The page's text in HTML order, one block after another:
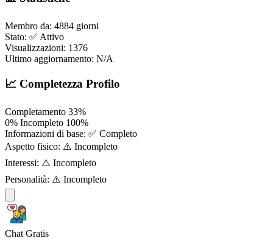
Membro da: 4884 giorni
Stato: ✅ Attivo
Visualizzazioni: 1376
Ultimo aggiornamento: N/A
📈 Completezza Profilo
Completamento 33%
0% Incompleto 100%
Informazioni di base: ✅ Completo
Aspetto fisico: ⚠️ Incompleto
Interessi: ⚠️ Incompleto
Personalità: ⚠️ Incompleto
Chat Gratis